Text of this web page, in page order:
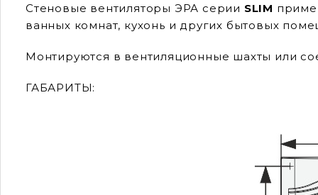
Стеновые вентиляторы ЭРА серии SLIM
ванных комнат, кухонь и других бытовых
Монтируются в вентиляционные шахты или
ГАБАРИТЫ: